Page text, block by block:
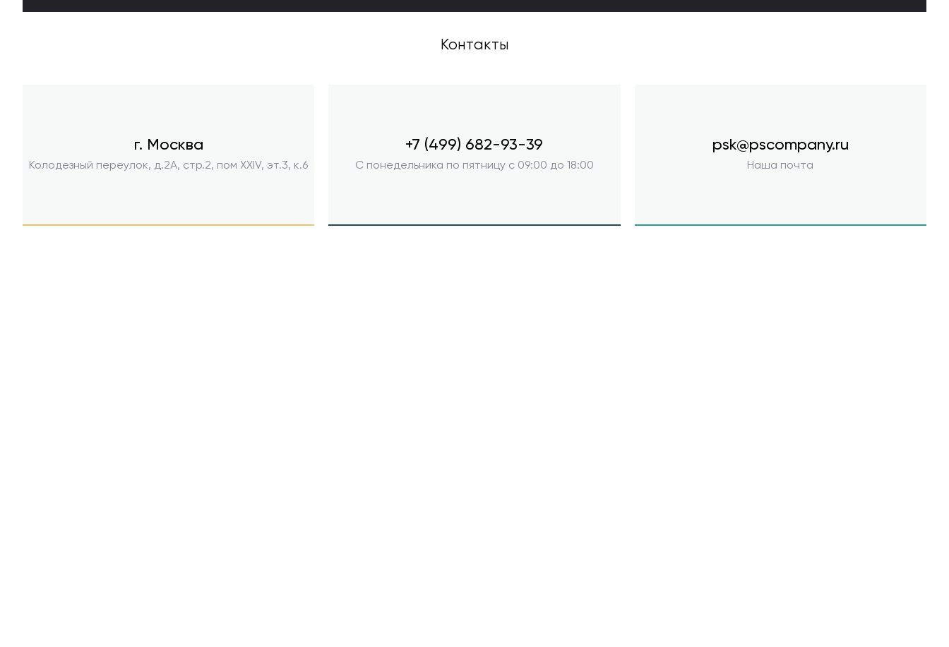
Контакты
г. Москва
Колодезный переулок, д.2А, стр.2, пом ХХIV, эт.3, к.6
+7 (499) 682-93-39
С понедельника по пятницу с 09:00 до 18:00
psk@pscompany.ru
Наша почта